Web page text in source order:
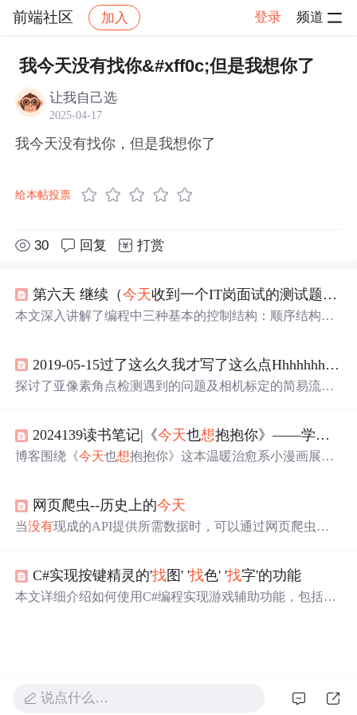
前端社区 加入 登录 频道
社区 前端社区 感慨 帖子详情
我今天没有找你&#xff0c;但是我想你了
让我自己选
2025-04-17
我今天没有找你，但是我想你了
给本帖投票
30 回复 打赏
第六天 继续（今天收到一个IT岗面试的测试题，很有意思，是关于课程设计的，
本文深入讲解了编程中三种基本的控制结构：顺序结构、
用。同时，详细解析了while和do...while循环的特点和应
用。
2019-05-15过了这么久我才写了这么点Hhhhhhhh今
探讨了亚像素角点检测遇到的问题及相机标定的简易流
2024139读书笔记|《今天也想抱抱你》——学会把自己置顶，被爱
博客围绕《今天也想抱抱你》这本温暖治愈系小漫画展
事，学会把自己置顶，放弃从别人身上
网页爬虫--历史上的今天
当没有现成的API提供所需数据时，可以通过网页爬虫获
了如何编写HttpUtils工具类，并选择了http://www.lssdjt.com/
作为目标网站，从网页源代码中抽取历史上的今天 数据。
C#实现按键精灵的'找图' '找色' '找字'的功能
本文详细介绍如何使用C#编程实现游戏辅助功能，包括找
说点什么…